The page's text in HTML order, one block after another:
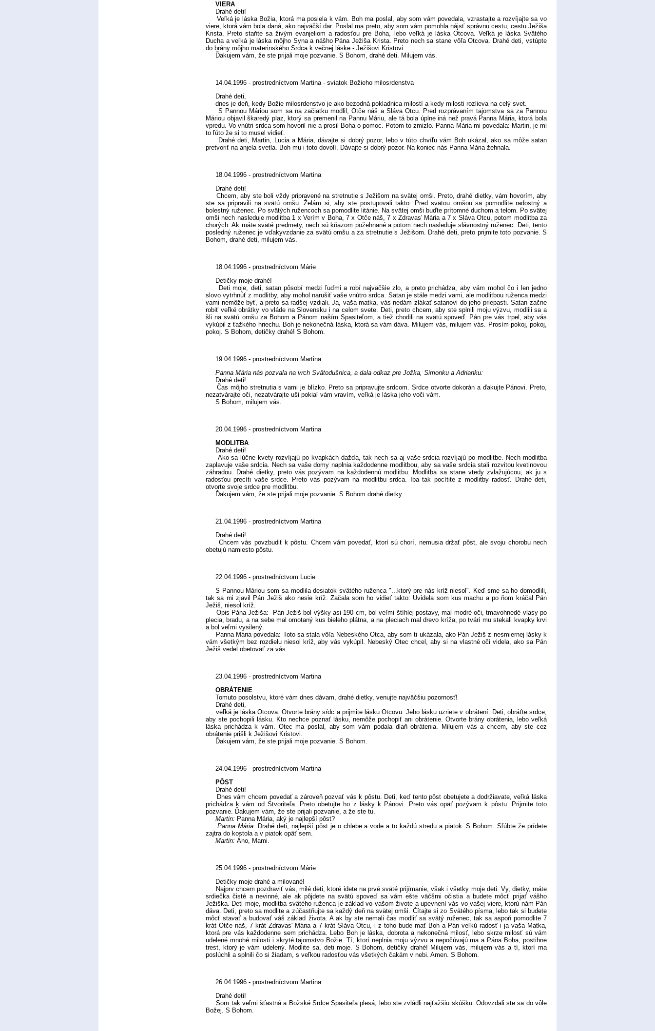
VIERA
Drahé deti!
Veľká je láska Božia, ktorá ma posiela k vám. Boh ma poslal, aby som vám povedala, vzrastajte a rozvíjajte sa vo
viere, ktorá vám bola daná, ako najväčší dar. Poslal ma preto, aby som vám pomohla nájsť správnu cestu, cestu Ježiša
Krista. Preto staňte sa živým evanjeliom a radosťou pre Boha, lebo veľká je láska Otcova. Veľká je láska Svätého
Ducha a veľká je láska môjho Syna a nášho Pána Ježiša Krista. Preto nech sa stane vôľa Otcova. Drahé deti, vstúpte
do brány môjho materinského Srdca k večnej láske - Ježišovi Kristovi.
Ďakujem vám, že ste prijali moje pozvanie. S Bohom, drahé deti. Milujem vás.
14.04.1996 - prostredníctvom Martina - sviatok Božieho milosrdenstva
Drahé deti,
dnes je deň, kedy Božie milosrdenstvo je ako bezodná pokladnica milostí a kedy milosti rozlieva na celý svet.
S Pannou Máriou som sa na začiatku modlil, Otče náš a Sláva Otcu. Pred rozprávaním tajomstva sa za Pannou
Máriou objavil škaredý plaz, ktorý sa premenil na Pannu Máriu, ale tá bola úplne iná než pravá Panna Mária, ktorá bola
vpredu. Vo vnútri srdca som hovoril nie a prosil Boha o pomoc. Potom to zmizlo. Panna Mária mi povedala: Martin, je mi
to ľúto že si to musel vidieť.
Drahé deti, Martin, Lucia a Mária, dávajte si dobrý pozor, lebo v túto chvíľu vám Boh ukázal, ako sa môže satan
pretvoriť na anjela svetla. Boh mu i toto dovolí. Dávajte si dobrý pozor. Na koniec nás Panna Mária žehnala.
18.04.1996 - prostredníctvom Martina
Drahé deti!
Chcem, aby ste boli vždy pripravené na stretnutie s Ježišom na svätej omši. Preto, drahé dietky, vám hovorím, aby
ste sa pripravili na svätú omšu. Želám si, aby ste postupovali takto: Pred svätou omšou sa pomodlite radostný a
bolestný ruženec. Po svätých ružencoch sa pomodlite litánie. Na svätej omši buďte prítomné duchom a telom. Po svätej
omši nech nasleduje modlitba 1 x Verím v Boha, 7 x Otče náš, 7 x Zdravas' Mária a 7 x Sláva Otcu, potom modlitba za
chorých. Ak máte sväté predmety, nech sú kňazom požehnané a potom nech nasleduje slávnostný ruženec. Deti, tento
posledný ruženec je vďakyvzdanie za svätú omšu a za stretnutie s Ježišom. Drahé deti, preto prijmite toto pozvanie. S
Bohom, drahé deti, milujem vás.
18.04.1996 - prostredníctvom Márie
Detičky moje drahé!
Deti moje, deti, satan pôsobí medzi ľuďmi a robí najväčšie zlo, a preto prichádza, aby vám mohol čo i len jedno
slovo vytrhnúť z modlitby, aby mohol narušiť vaše vnútro srdca. Satan je stále medzi vami, ale modlitbou ruženca medzi
vami nemôže byť, a preto sa radšej vzdiali. Ja, vaša matka, vás nedám zlákať satanovi do jeho priepasti. Satan začne
robiť veľké obrátky vo vláde na Slovensku i na celom svete. Deti, preto chcem, aby ste splnili moju výzvu, modlili sa a
šli na svätú omšu za Bohom a Pánom naším Spasiteľom, a tiež chodili na svätú spoveď. Pán pre vás trpel, aby vás
vykúpil z ťažkého hriechu. Boh je nekonečná láska, ktorá sa vám dáva. Milujem vás, milujem vás. Prosím pokoj, pokoj,
pokoj. S Bohom, detičky drahé! S Bohom.
19.04.1996 - prostredníctvom Martina
Panna Mária nás pozvala na vrch Svätodušnica, a dala odkaz pre Jožka, Simonku a Adrianku:
Drahé deti!
Čas môjho stretnutia s vami je blízko. Preto sa pripravujte srdcom. Srdce otvorte dokorán a ďakujte Pánovi. Preto,
nezatvárajte oči, nezatvárajte uši pokiaľ vám vravím, veľká je láska jeho voči vám.
S Bohom, milujem vás.
20.04.1996 - prostredníctvom Martina
MODLITBA
Drahé deti!
Ako sa lúčne kvety rozvíjajú po kvapkách dažďa, tak nech sa aj vaše srdcia rozvíjajú po modlitbe. Nech modlitba
zaplavuje vaše srdcia. Nech sa vaše domy naplnia každodenne modlitbou, aby sa vaše srdcia stali rozvitou kvetinovou
záhradou. Drahé dietky, preto vás pozývam na každodennú modlitbu. Modlitba sa stane vtedy zvlažujúcou, ak ju s
radosťou precíti vaše srdce. Preto vás pozývam na modlitbu srdca. Iba tak pocítite z modlitby radosť. Drahé deti,
otvorte svoje srdce pre modlitbu.
Ďakujem vám, že ste prijali moje pozvanie. S Bohom drahé dietky.
21.04.1996 - prostredníctvom Martina
Drahé deti!
Chcem vás povzbudiť k pôstu. Chcem vám povedať, ktorí sú chorí, nemusia držať pôst, ale svoju chorobu nech
obetujú namiesto pôstu.
22.04.1996 - prostredníctvom Lucie
S Pannou Máriou som sa modlila desiatok svätého ruženca "...ktorý pre nás kríž niesol". Keď sme sa ho domodlili,
tak sa mi zjavil Pán Ježiš ako nesie kríž. Začala som ho vidieť takto: Uvidela som kus machu a po ňom kráčal Pán
Ježiš, niesol kríž.
Opis Pána Ježiša:- Pán Ježiš bol výšky asi 190 cm, bol veľmi štíhlej postavy, mal modré oči, tmavohnedé vlasy po
plecia, bradu, a na sebe mal omotaný kus bieleho plátna, a na pleciach mal drevo kríža, po tvári mu stekali kvapky krvi
a bol veľmi vysilený.
Panna Mária povedala: Toto sa stala vôľa Nebeského Otca, aby som ti ukázala, ako Pán Ježiš z nesmiernej lásky k
vám všetkým bez rozdielu niesol kríž, aby vás vykúpil. Nebeský Otec chcel, aby si na vlastné oči videla, ako sa Pán
Ježiš vedel obetovať za vás.
23.04.1996 - prostredníctvom Martina
OBRÁTENIE
Tomuto posolstvu, ktoré vám dnes dávam, drahé dietky, venujte najväčšiu pozornosť!
Drahé deti,
veľká je láska Otcova. Otvorte brány sŕdc a prijmite lásku Otcovu. Jeho lásku uzriete v obrátení. Deti, obráťte srdce,
aby ste pochopili lásku. Kto nechce poznať lásku, nemôže pochopiť ani obrátenie. Otvorte brány obrátenia, lebo veľká
láska prichádza k vám. Otec ma poslal, aby som vám podala dlaň obrátenia. Milujem vás a chcem, aby ste cez
obrátenie prišli k Ježišovi Kristovi.
Ďakujem vám, že ste prijali moje pozvanie. S Bohom.
24.04.1996 - prostredníctvom Martina
PÔST
Drahé deti!
Dnes vám chcem povedať a zároveň pozvať vás k pôstu. Deti, keď tento pôst obetujete a dodržiavate, veľká láska
prichádza k vám od Stvoriteľa. Preto obetujte ho z lásky k Pánovi. Preto vás opäť pozývam k pôstu. Prijmite toto
pozvanie. Ďakujem vám, že ste prijali pozvanie, a že ste tu.
Martin: Panna Mária, aký je najlepší pôst?
Panna Mária: Drahé deti, najlepší pôst je o chlebe a vode a to každú stredu a piatok. S Bohom. Sľúbte že prídete
zajtra do kostola a v piatok opäť sem.
Martin: Áno, Mami.
25.04.1996 - prostredníctvom Márie
Detičky moje drahé a milované!
Najprv chcem pozdraviť vás, milé deti, ktoré idete na prvé sväté prijímanie, však i všetky moje deti. Vy, dietky, máte
srdiečka čisté a nevinné, ale ak pôjdete na svätú spoveď sa vám ešte väčšmi očistia a budete môcť prijať vášho
Ježiška. Deti moje, modlitba svätého ruženca je základ vo vašom živote a upevnení vás vo vašej viere, ktorú nám Pán
dáva. Deti, preto sa modlite a zúčastňujte sa každý deň na svätej omši. Čítajte si zo Svätého písma, lebo tak si budete
môcť stavať a budovať váš základ života. A ak by ste nemali čas modliť sa svätý ruženec, tak sa aspoň pomodlite 7
krát Otče náš, 7 krát Zdravas' Mária a 7 krát Sláva Otcu, i z toho bude mať Boh a Pán veľkú radosť i ja vaša Matka,
ktorá pre vás každodenne sem prichádza. Lebo Boh je láska, dobrota a nekonečná milosť, lebo skrze milosť sú vám
udelené mnohé milosti i skryté tajomstvo Božie. Tí, ktorí neplnia moju výzvu a nepočúvajú ma a Pána Boha, postihne
trest, ktorý je vám udelený. Modlite sa, deti moje. S Bohom, detičky drahé! Milujem vás, milujem vás a tí, ktorí ma
poslúchli a splnili čo si žiadam, s veľkou radosťou vás všetkých čakám v nebi. Amen. S Bohom.
26.04.1996 - prostredníctvom Martina
Drahé deti!
Som tak veľmi šťastná a Božské Srdce Spasiteľa plesá, lebo ste zvládli najťažšiu skúšku. Odovzdali ste sa do vôle
Božej. S Bohom.